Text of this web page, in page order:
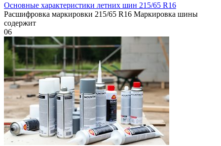
Основные характеристики летних шин 215/65 R16
Расшифровка маркировки 215/65 R16 Маркировка шины
содержит
06